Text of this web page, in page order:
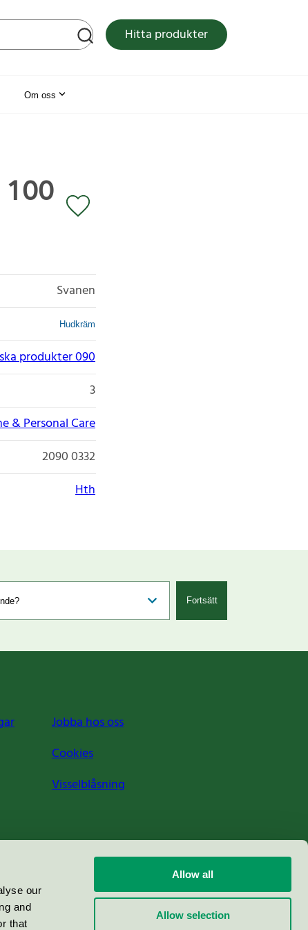
our
and
that
Allow all
Allow selection
Hitta produkter
Om oss
100
Svanen
Hudkräm
produkter 090
3
& Personal Care
2090 0332
Hth
Fortsätt
Jobba hos oss
Cookies
Visselblåsning